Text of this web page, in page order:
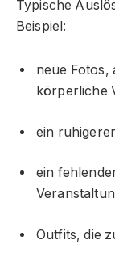
Typische
Beispiel:
neue Fotos,
körperliche
ein
ein
Outfits, die